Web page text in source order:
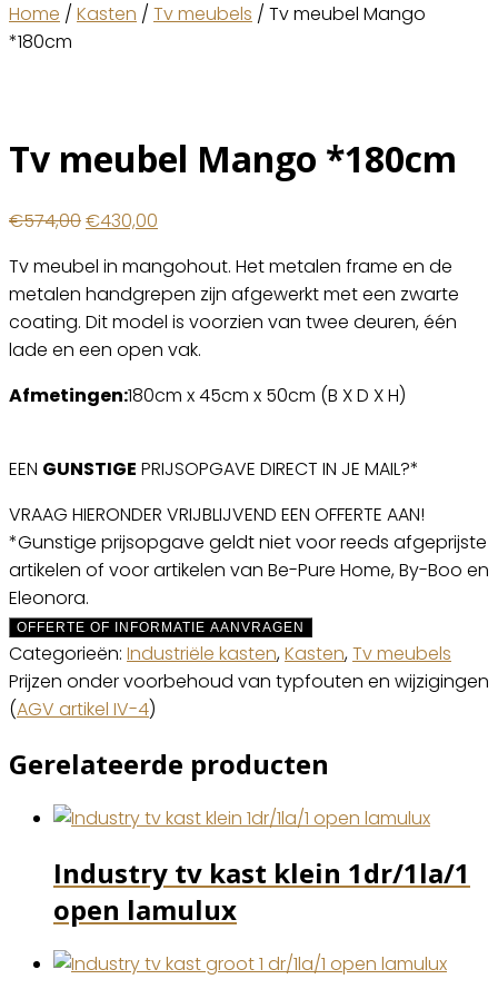
Home / Kasten / Tv meubels / Tv meubel Mango
*180cm
Tv meubel Mango *180cm
€574,00Oorspronkelijke
was:
€574,00.
€430,00
is:
€430,00.
Tv meubel in mangohout. Het metalen frame en de
metalen handgrepen zijn afgewerkt met een zwarte
coating. Dit model is voorzien van twee deuren, één
lade en een open vak.
Afmetingen:180cm x 45cm x 50cm (B X D X H)
EEN GUNSTIGE PRIJSOPGAVE DIRECT IN JE MAIL?*
VRAAG HIERONDER VRIJBLIJVEND EEN OFFERTE AAN!
*Gunstige prijsopgave geldt niet voor reeds afgeprijste
artikelen of voor artikelen van Be-Pure Home, By-Boo en
Eleonora.
OFFERTE OF INFORMATIE AANVRAGEN
Categorieën: Industriële kasten,Kasten,Tv meubels
Prijzen onder voorbehoud van typfouten en wijzigingen
(AGV artikel IV-4)
Gerelateerde producten
Industry tv kast klein 1dr/1la/1
open lamulux